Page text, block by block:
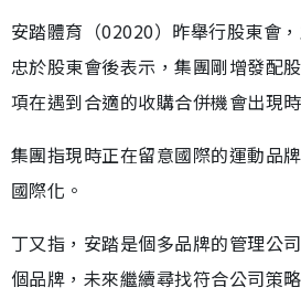
安踏體育（02020）昨舉行股東會
忠於股東會後表示，集團剛增發配
項在遇到合適的收購合併機會出現
集團指現時正在留意國際的運動品
國際化。
丁又指，安踏是個多品牌的管理公
個品牌，未來繼續尋找符合公司策